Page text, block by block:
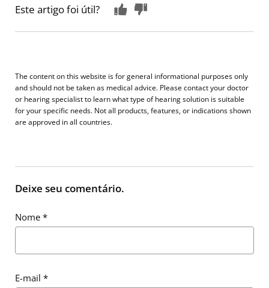
Este artigo foi útil?
The content on this website is for general informational purposes only
and should not be taken as medical advice. Please contact your doctor
or hearing specialist to learn what type of hearing solution is suitable
for your specific needs. Not all products, features, or indications shown
are approved in all countries.
Deixe seu comentário.
Nome *
E-mail *